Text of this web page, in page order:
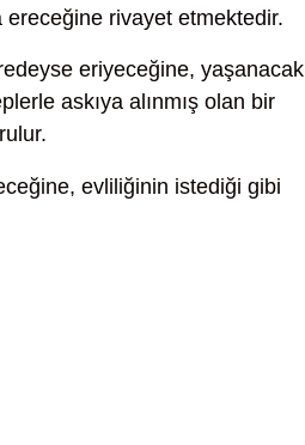
ereceğine rivayet etmektedir.
eriyeceğine, yaşanacak
askıya alınmış olan bir
evliliğinin istediği gibi